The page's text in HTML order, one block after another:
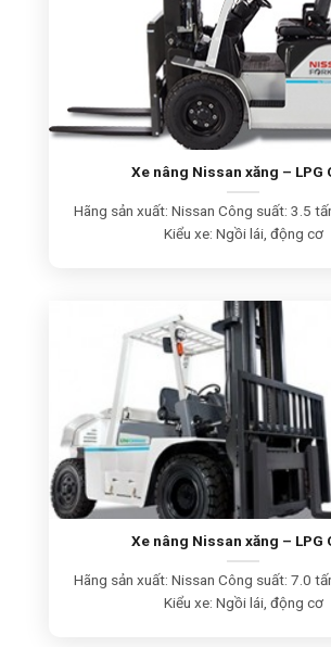
Xe nâng Nissan xăng – LPG
Hãng sản xuất: Nissan Công suất: 3.5
Kiểu xe: Ngồi lái, động cơ
Xe nâng Nissan xăng – LPG
Hãng sản xuất: Nissan Công suất: 7.0
Kiểu xe: Ngồi lái, động cơ